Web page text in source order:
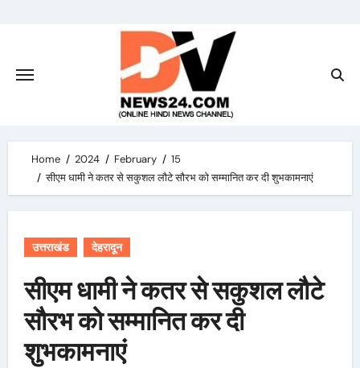
Home 2024 February
15
सीएम धामी ने कतर से सकुशल लौटे सौरभ को सम्मानित कर दी शुभकामनाएं
उत्तराखंड देहरादून
सीएम धामी ने कतर से सकुशल लौटे
सौरभ को सम्मानित कर दी
शुभकामनाएं